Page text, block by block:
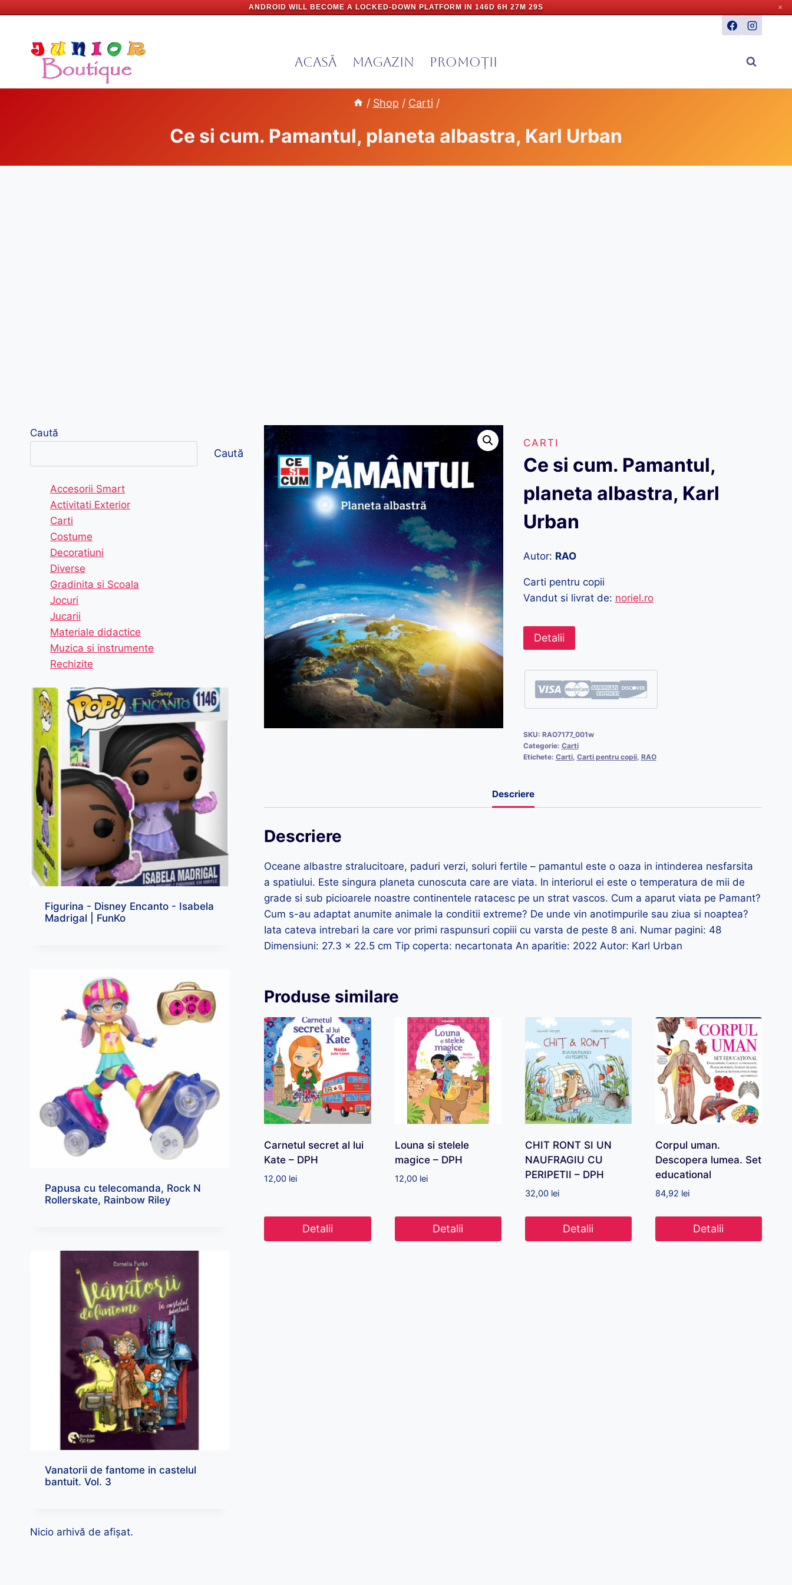
ANDROID WILL BECOME A LOCKED-DOWN PLATFORM IN 146D 6H 27M 28S ✕
content
Acasă Magazin PROMOȚII
/ Shop / Carti /
Ce si cum. Pamantul, planeta albastra, Karl Urban
CARTI
Ce si cum. Pamantul,
planeta albastra, Karl
Urban
Autor: RAO
Carti pentru copii
Vandut si livrat de: noriel.ro
Detalii
SKU: RAO7177_001w
Categorie: Carti
Etichete: Carti, Carti pentru copii, RAO
Descriere
Descriere
Oceane albastre stralucitoare, paduri verzi, soluri fertile – pamantul este o oaza in intinderea nesfarsita
a spatiului. Este singura planeta cunoscuta care are viata. In interiorul ei este o temperatura de mii de
grade si sub picioarele noastre continentele ratacesc pe un strat vascos. Cum a aparut viata pe Pamant?
Cum s-au adaptat anumite animale la conditii extreme? De unde vin anotimpurile sau ziua si noaptea?
Iata cateva intrebari la care vor primi raspunsuri copiii cu varsta de peste 8 ani. Numar pagini: 48
Dimensiuni: 27.3 x 22.5 cm Tip coperta: necartonata An aparitie: 2022 Autor: Karl Urban
Produse similare
Carnetul secret al lui
Kate – DPH
12,00 lei
Detalii
Louna si stelele
magice – DPH
12,00 lei
Detalii
CHIT RONT SI UN
NAUFRAGIU CU
PERIPETII – DPH
32,00 lei
Detalii
Corpul uman.
Descopera lumea. Set
educational
84,92 lei
Detalii
Caută
Caută
Accesorii Smart
Activitati Exterior
Carti
Costume
Decoratiuni
Diverse
Gradinita si Scoala
Jocuri
Jucarii
Materiale didactice
Muzica si instrumente
Rechizite
Figurina - Disney Encanto - Isabela
Madrigal | FunKo
Papusa cu telecomanda, Rock N
Rollerskate, Rainbow Riley
Vanatorii de fantome in castelul
bantuit. Vol. 3
Nicio arhivă de afișat.